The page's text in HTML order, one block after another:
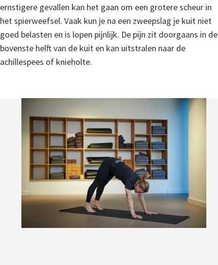
ernstigere gevallen kan het gaan om een grotere scheur in
het spierweefsel. Vaak kun je na een zweepslag je kuit niet
goed belasten en is lopen pijnlijk. De pijn zit doorgaans in de
bovenste helft van de kuit en kan uitstralen naar de
achillespees of knieholte.